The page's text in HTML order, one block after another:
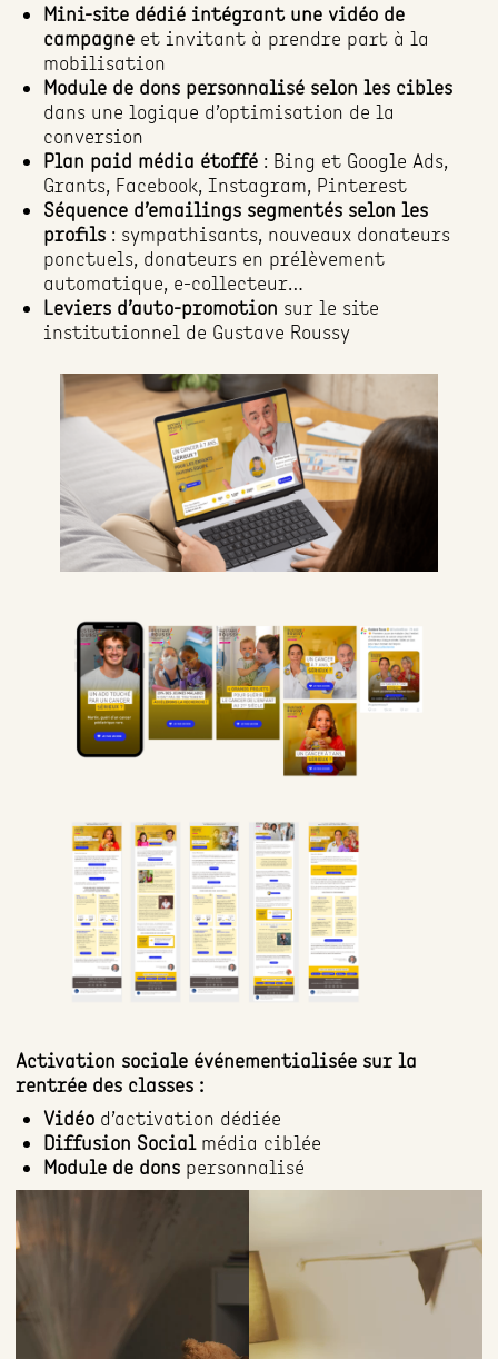
Mini-site dédié intégrant une vidéo de
campagneet invitant à prendre part à la
mobilisation
Module de dons personnalisé selon les cibles
dans une logique d’optimisation de la
conversion
Plan paid média étoffé : Bing et Google Ads,
Grants, Facebook, Instagram, Pinterest
Séquence d’emailings segmentés selon les
profils: sympathisants, nouveaux donateurs
ponctuels, donateurs en prélèvement
automatique, e-collecteur…
Leviers d’auto-promotion sur le site
institutionnel de Gustave Roussy
Activation sociale événementialisée sur la
rentrée des classes :
Vidéod’activation dédiée
Diffusion Socialmédia ciblée
Module de donspersonnalisé